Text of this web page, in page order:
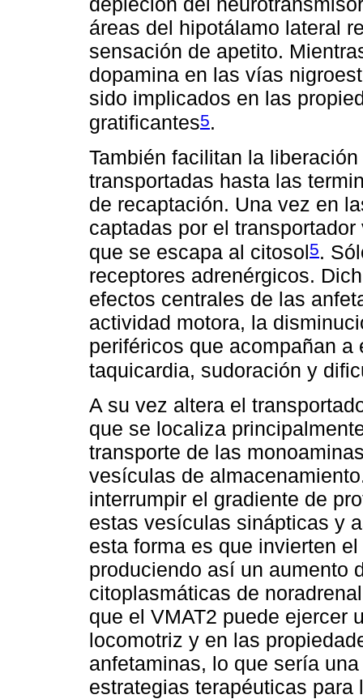
áreas del hipotálamo lateral
sensación de apetito.
dopamina en las vías
sido implicados en las
gratificantes5.
También facilitan la
transportadas hasta las
de recaptación. Una vez en
captadas por el
que se escapa al citosol5.
receptores adrenérgicos.
efectos centrales de las
actividad motora, la
periféricos que acompañan
taquicardia, sudoración y
A su vez altera el
que se localiza
transporte de las
vesículas de
interrumpir el gradiente de
estas vesículas sinápticas y
esta forma es que invierten
produciendo así un aumento
citoplasmáticas de
que el VMAT2 puede ejercer
locomotriz y en las
anfetaminas, lo que sería
estrategias terapéuticas